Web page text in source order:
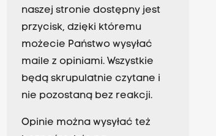
naszej stronie dostępny jest
przycisk, dzięki któremu
możecie Państwo wysyłać
maile z opiniami. Wszystkie
będą skrupulatnie czytane i
nie pozostaną bez reakcji.
Opinie można wysyłać też